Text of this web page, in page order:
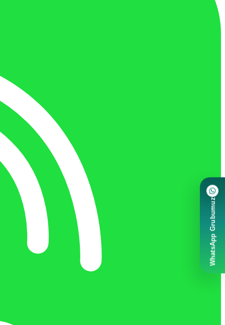
WhatsApp Grubumuz